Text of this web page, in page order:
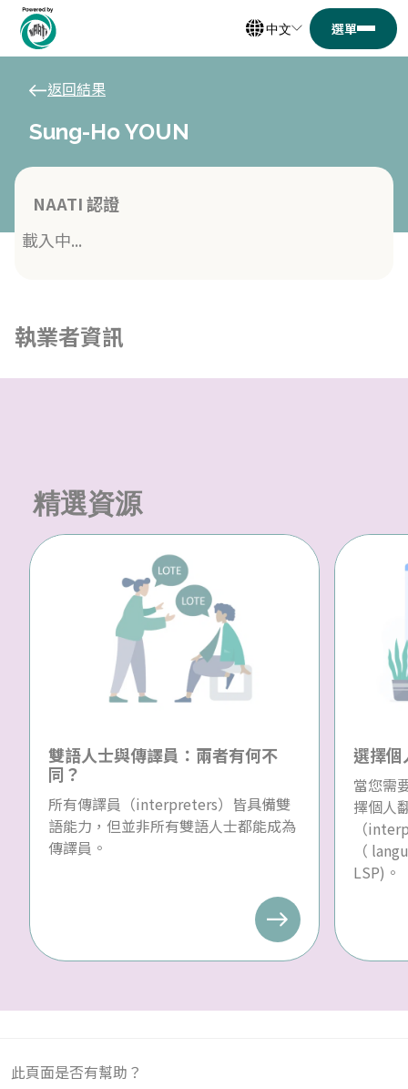
中文
返回結果
Sung-Ho YOUN
NAATI 認證
載入中...
執業者資訊
精選資源
雙語人士與傳譯員：兩者有何不
同？
所有傳譯員（interpreters）皆具備雙
語能力，但並非所有雙語人士都能成為
傳譯員。
選擇個
當您需
擇個人
（
（
LSP)。
此頁面是否有幫助？